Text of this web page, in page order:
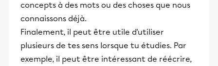
concepts à des mots ou des choses que nous
connaissons déjà.
Finalement, il peut être utile d'utiliser
plusieurs de tes sens lorsque tu étudies. Par
exemple, il peut être intéressant de réécrire,